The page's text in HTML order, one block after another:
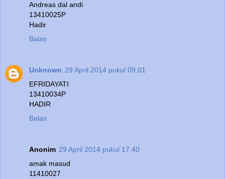
Andreas dal andi
13410025P
Hadir
Balas
Unknown 29 April 2014 pukul 09.01
EFRIDAYATI
13410034P
HADIR
Balas
Anonim 29 April 2014 pukul 17.40
amak masud
11410027